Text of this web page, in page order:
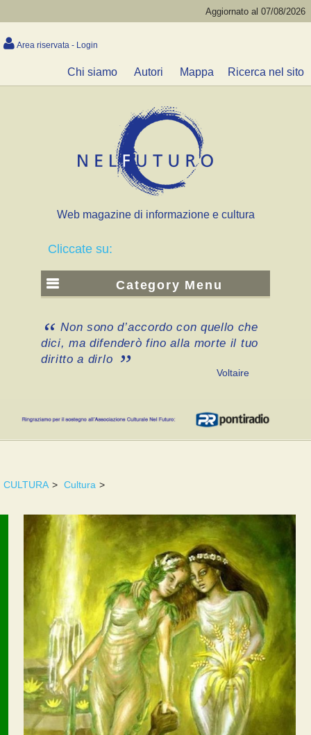
Aggiornato al 07/08/2026
Area riservata - Login
Chi siamo Autori Mappa Ricerca nel sito
Web magazine di informazione e cultura
Cliccate su:
Category Menu
Non sono d’accordo con quello che
dici, ma difenderò fino alla morte il tuo
diritto a dirlo
Voltaire
CULTURA > Cultura >